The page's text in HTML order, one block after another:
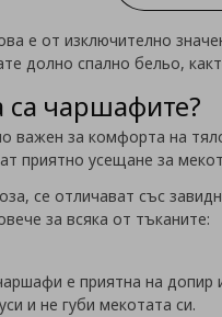
е от изключително
долно спално бельо,
са чаршафите?
важен за комфорта на
приятно усещане за
се отличават със
за всяка от тъканите:
е приятна на
и не губи мекотата си.